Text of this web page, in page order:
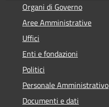
Organi di Governo
Aree Amministrative
Uffici
Enti e fondazioni
Politici
Personale Amministrativo
Documenti e dati